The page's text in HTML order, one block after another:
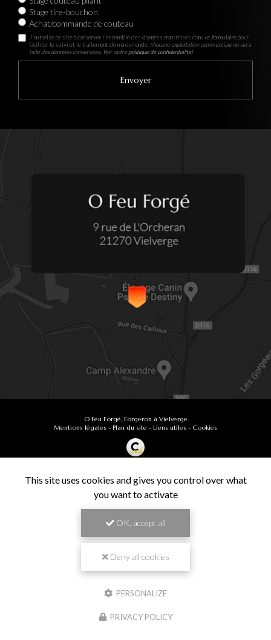
Stage tire-bouchon
Achat/commande de couteau
J'autorise ce site à conserver l'ensemble des données transmises dans ce formulaire pour
faciliter le suivi et le traitement de ma demande. (Aucune exploitation commerciale ne sera
faite des données conservées. Voir notrepolitique de confidentialité)
O Feu Forgé, Forgeron à Vielverge
Mentions légales - Plan du site - Liens utiles - Cookies
Secteur -En savoir +
9.9/10
VÉRIFIÉ
This site uses cookies and gives you control over what
you want to activate
OK, accept all
Deny all cookies
PERSONALIZE
PRIVACY POLICY